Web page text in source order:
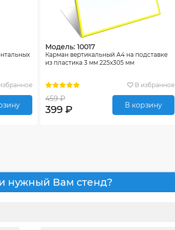
Модель: 10017
Карман вертикальный А4 на подставке
из пластика 3 мм 225х305 мм
В избранное
459 ₽
399 ₽ В корзину
нужный Вам стенд?